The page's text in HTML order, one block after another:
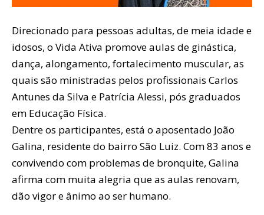
Direcionado para pessoas adultas, de meia idade e
idosos, o Vida Ativa promove aulas de ginástica,
dança, alongamento, fortalecimento muscular, as
quais são ministradas pelos profissionais Carlos
Antunes da Silva e Patrícia Alessi, pós graduados
em Educação Física.
Dentre os participantes, está o aposentado João
Galina, residente do bairro São Luiz. Com 83 anos e
convivendo com problemas de bronquite, Galina
afirma com muita alegria que as aulas renovam,
dão vigor e ânimo ao ser humano.